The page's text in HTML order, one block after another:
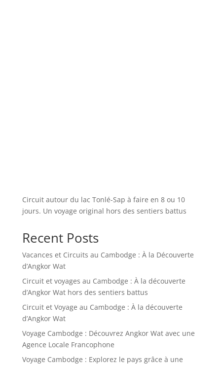
Circuit autour du lac Tonlé-Sap à faire en 8 ou 10
jours. Un voyage original hors des sentiers battus
Recent Posts
Vacances et Circuits au Cambodge : À la Découverte
d’Angkor Wat
Circuit et voyages au Cambodge : À la découverte
d’Angkor Wat hors des sentiers battus
Circuit et Voyage au Cambodge : À la découverte
d’Angkor Wat
Voyage Cambodge : Découvrez Angkor Wat avec une
Agence Locale Francophone
Voyage Cambodge : Explorez le pays grâce à une